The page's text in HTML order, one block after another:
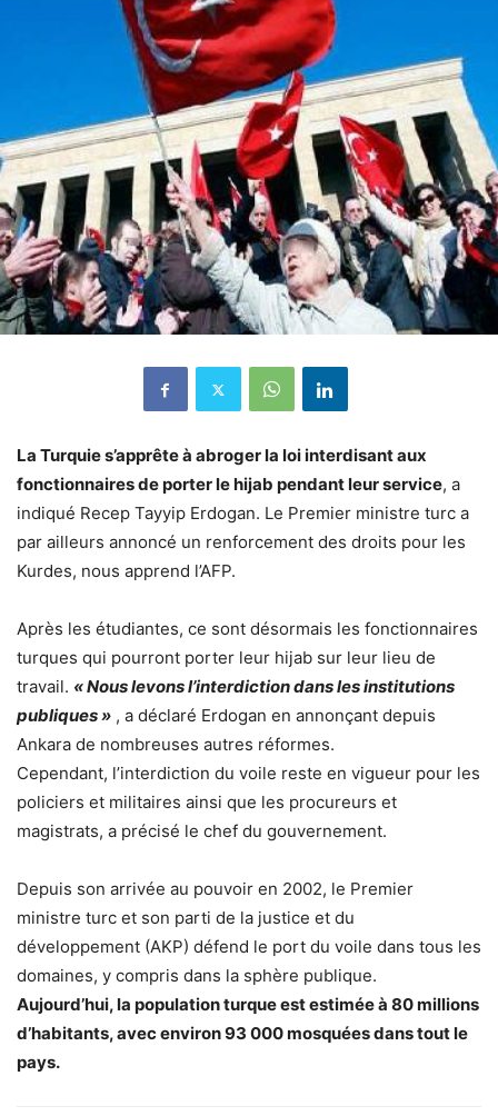
La Turquie s’apprête à abroger la loi interdisant aux
fonctionnaires de porter le hijab pendant leur service, a
indiqué Recep Tayyip Erdogan. Le Premier ministre turc a
par ailleurs annoncé un renforcement des droits pour les
Kurdes, nous apprend l’AFP.
Après les étudiantes, ce sont désormais les fonctionnaires
turques qui pourront porter leur hijab sur leur lieu de
travail. « Nous levons l’interdiction dans les institutions
publiques » , a déclaré Erdogan en annonçant depuis
Ankara de nombreuses autres réformes.
Cependant, l’interdiction du voile reste en vigueur pour les
policiers et militaires ainsi que les procureurs et
magistrats, a précisé le chef du gouvernement.
Depuis son arrivée au pouvoir en 2002, le Premier
ministre turc et son parti de la justice et du
développement (AKP) défend le port du voile dans tous les
domaines, y compris dans la sphère publique.
Aujourd’hui, la population turque est estimée à 80 millions
d’habitants, avec environ 93 000 mosquées dans tout le
pays.